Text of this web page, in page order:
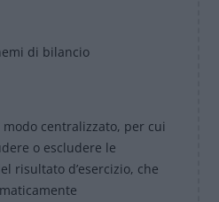
di bilancio
centralizzato, per cui
o escludere le
risultato d’esercizio, che